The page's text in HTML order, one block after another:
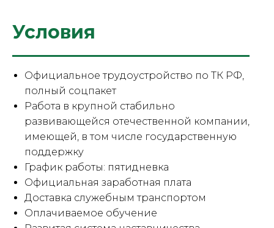
Условия
Официальное трудоустройство по ТК РФ,
полный соцпакет
Работа в крупной стабильно
развивающейся отечественной компании,
имеющей, в том числе государственную
поддержку
График работы: пятидневка
Официальная заработная плата
Доставка служебным транспортом
Оплачиваемое обучение